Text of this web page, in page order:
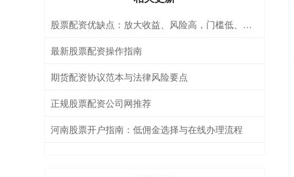
股票配资优缺点：放大收益、风险高，门槛低、易爆仓。
最新股票配资操作指南
期货配资协议范本与法律风险要点
正规股票配资公司网推荐
河南股票开户指南：低佣金选择与在线办理流程